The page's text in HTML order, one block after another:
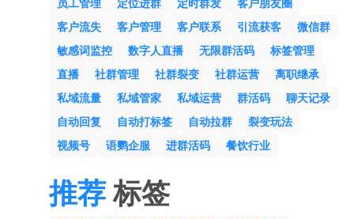
客户流失
客户管理 客户联系 引流获客
微信群
敏感词监控
数字人直播 无限群活码
标签管理
直播
社群管理 社群裂变 社群运营
离职继承
私域流量
私域管家 私域运营 群活码
聊天记录
自动回复
自动打标签 自动拉群
裂变玩法
视频号
语鹦企服 进群活码 餐饮行业
推荐标签